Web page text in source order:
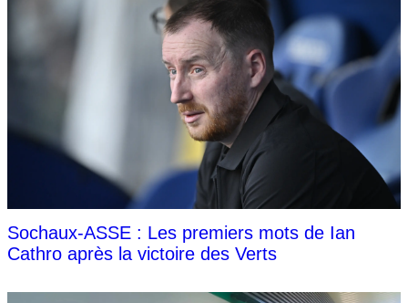
Sochaux-ASSE : Les premiers mots de Ian
Cathro après la victoire des Verts